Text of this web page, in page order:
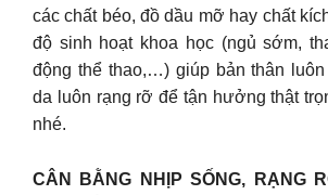
các chất béo, đồ dầu mỡ hay chất
độ sinh hoạt khoa học (ngủ sớm,
động thể thao,…) giúp bản thân
da luôn rạng rỡ để tận hưởng thật
nhé.
CÂN BẰNG NHỊP SỐNG, RẠNG